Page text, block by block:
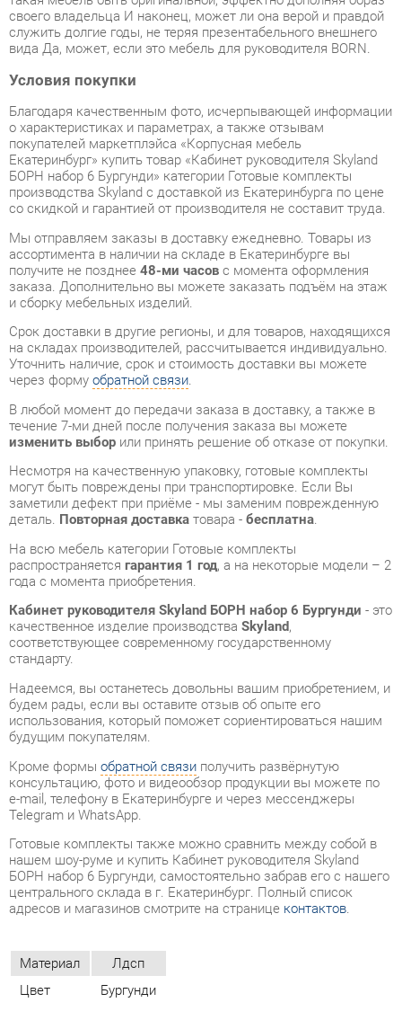
Условия покупки
Благодаря качественным фото, исчерпывающей информации
покупателей маркетплэйса «Корпусная мебель
БОРН набор 6 Бургунди» категории Готовые комплекты
производства Skyland с доставкой из Екатеринбурга по цене
со скидкой и гарантией от производителя не составит труда.
Мы отправляем заказы в доставку ежедневно. Товары из
ассортимента в наличии на складе в Екатеринбурге вы
получите не позднее48-ми часовс момента оформления
заказа. Дополнительно вы можете заказать подъём на этаж
и сборку мебельных изделий.
Срок доставки в другие регионы, и для товаров, находящихся
на складах производителей, рассчитывается индивидуально.
Уточнить наличие, срок и стоимость доставки вы можете
через формуобратной связи.
В любой момент до передачи заказа в доставку, а также в
течение 7-ми дней после получения заказа вы можете
изменить выборили принять решение об отказе от покупки.
могут быть повреждены при транспортировке. Если Вы
заметили дефект при приёме - мы заменим поврежденную
деталь.Повторная доставкатовара -бесплатна.
На всю мебель категории Готовые комплекты
распространяетсягарантия 1 год, а на некоторые модели – 2
года с момента приобретения.
Кабинет руководителя Skyland БОРН набор 6 Бургунди
качественное изделие производстваSkyland,
соответствующее современному государственному
стандарту.
Надеемся, вы останетесь довольны вашим приобретением, и
будем рады, если вы оставите отзыв об опыте его
использования, который поможет сориентироваться нашим
будущим покупателям.
Кроме формы
получить развёрнутую
консультацию, фото и видеообзор продукции вы можете по
e-mail, телефону в Екатеринбурге и через мессенджеры
Telegram и WhatsApp.
нашем шоу-руме и купить Кабинет руководителя Skyland
БОРН набор 6 Бургунди, самостоятельно забрав его с нашего
центрального склада в г. Екатеринбург. Полный список
адресов и магазинов смотрите на странице
Материал
Лдсп
Цвет
Бургунди
Пока нет отзывов, поделитесь первым своим мнением.